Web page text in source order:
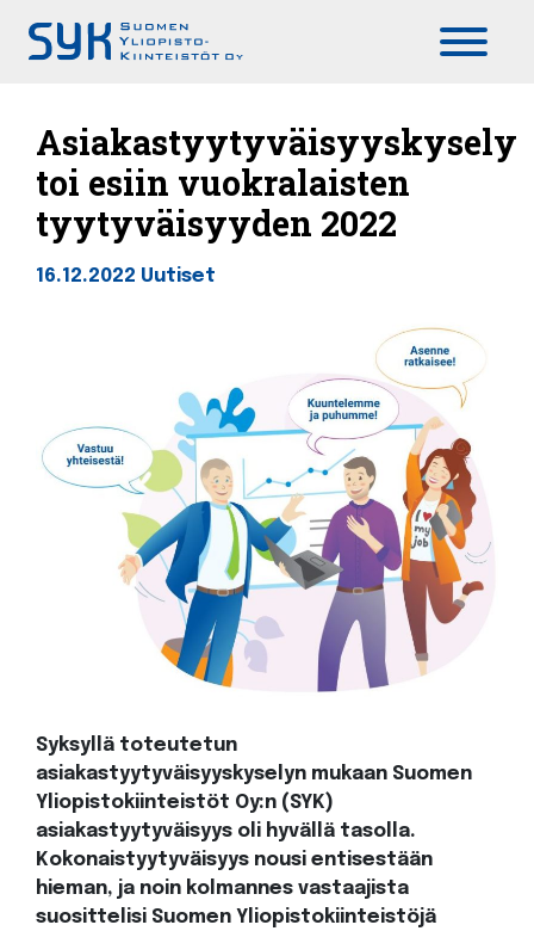
Asiakastyytyväisyyskysely
toi esiin vuokralaisten
tyytyväisyyden 2022
16.12.2022 Uutiset
Syksyllä toteutetun
asiakastyytyväisyyskyselyn mukaan Suomen
Yliopistokiinteistöt Oy:n (SYK)
asiakastyytyväisyys oli hyvällä tasolla.
Kokonaistyytyväisyys nousi entisestään
hieman, ja noin kolmannes vastaajista
suosittelisi Suomen Yliopistokiinteistöjä